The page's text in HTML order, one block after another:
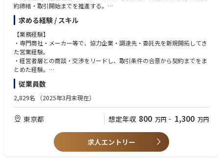
し、業界の再編と高付加価値化の実現に挑戦することで、『正しく生き
る、豊かに生きる』を体現していきます。
インバウンド需要に応え、リネンサプライ業界に革新をもたらすリネンサ
プライ事業部。60年以上の歴史を持ち、2023年には過去最高の利益を達
成。循環型ビジネスを推進し、全国6拠点8工場と2つの物流拠点を運営、
さらには新しい工場建設を通じて大型投資を行います。全社でのDXを駆使
し、業務の効率化を図り、観光立国推進のインフラサービスを追求しま
す。
■ヤマシタで得られる経験
をスケールさせる経験
・関西新工場を含む大型投資を追い風に、供給力を武器とした新規アカウ
ント開拓に挑む経験
する戦略営業を磨く経験
・営業・工場・物流・管理部門を巻き込み、顧客に選ばれる提案と安定供
給の仕組みをつくる経験
oB営業の経験
・大型アカウント開拓、競合切り替え、価格交渉、長期契約獲得の経験
・新規開業情報や業界ネットワークを活用した営業活動の経験
・売上だけでなく、物流・生産・事務コストを踏まえて提案設計を行った
経験
・将来的に営業課長・営業マネジメントへ役割を広げたい志向
約締結・取引開始までを推進する。
・候補企業の工場を現地で訪問し、生産能力・品質・稼働状況を見極めて
委託可否の判断材料を整理する。
・開拓した協力企業の生産立ち上げに伴走し、安定稼働までをフォローす
る。
・SCM・品質管理の担当と連携し、開拓後の協力企業を品質改善・管理の
運用へ円滑に接続する。
・事業計画に基づく供給網の拡大方針の立案に参画し、開拓の優先順位を
【成果責任/アカウンタビリティ】
・リネンサプライ事業部・営業部方針に基づいて、新規ホテルの取引拡充
・マーケットの情報を積極的に把握して新規顧客に向けたリード獲得す
・既存の営業メンバーとの情報連携、ダイヤモンド営業を行い、情報収
集・社内リソースの活用する。
求める経験 / スキル
【業務経験】
・専門商社・メーカー等で、協力企業・調達先・委託先を新規開拓してき
た営業経験。
・経営者層との商談・交渉をリードし、取引条件の合意から契約までをま
とめた経験。
・全国への出張を伴う営業活動を、フットワーク軽く継続してきた経験。
【歓迎要件】
られるため）。
・工場運営の経験（工場長、生産管理・品質管理責任者など。委託先工場
の実力を見極める目利きになるため）。
・リネンサプライ・クリーニング・繊維・製造業界に関する知見。
従業員数
2,829名 （2025年3月末現在）
東京都 想定年収 800 万円 ~ 1,300 万円
求人エントリー